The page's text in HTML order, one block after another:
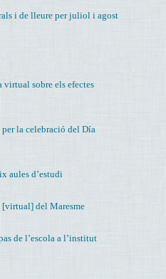
i de lleure per juliol i agost
virtual sobre els efectes
la celebració del Día
aules d’estudi
[virtual] del Maresme
de l’escola a l’institut